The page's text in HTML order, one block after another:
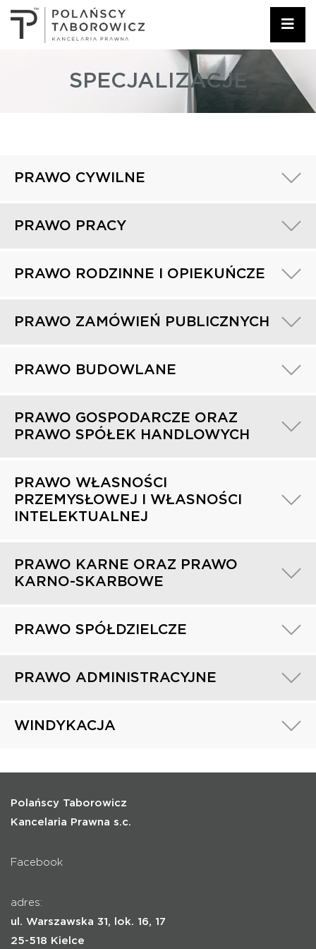
SPECJALIZACJE
PRAWO CYWILNE
PRAWO PRACY
PRAWO RODZINNE I OPIEKUŃCZE
PRAWO ZAMÓWIEŃ PUBLICZNYCH
PRAWO BUDOWLANE
PRAWO GOSPODARCZE ORAZ
PRAWO SPÓŁEK HANDLOWYCH
PRAWO WŁASNOŚCI
PRZEMYSŁOWEJ I WŁASNOŚCI
INTELEKTUALNEJ
PRAWO KARNE ORAZ PRAWO
KARNO-SKARBOWE
PRAWO SPÓŁDZIELCZE
PRAWO ADMINISTRACYJNE
WINDYKACJA
Polańscy Taborowicz
Kancelaria Prawna s.c.
Facebook
adres:
ul. Warszawska 31, lok. 16, 17
25-518 Kielce